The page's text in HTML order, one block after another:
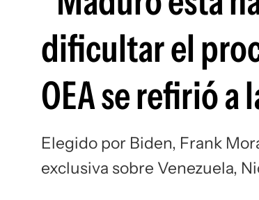
dificultar el
OEA se refirió a
Elegido por Biden, Frank
exclusiva sobre Venezuela,